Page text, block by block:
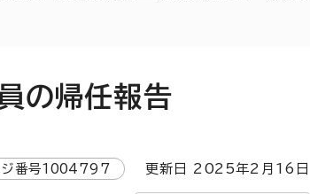
の帰任報告
番号1004797 更新日 2025年2月 16 日